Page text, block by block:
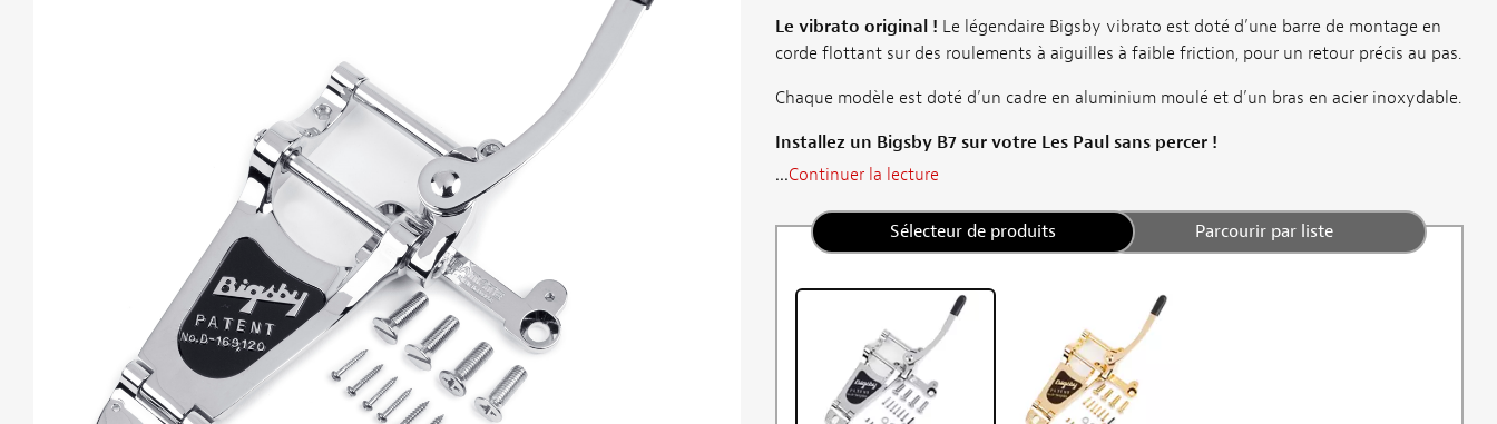
Le vibrato original ! Le légendaire Bigsby vibrato est doté d’une barre de montage en
corde flottant sur des roulements à aiguilles à faible friction, pour un retour précis au pas.
Chaque modèle est doté d’un cadre en aluminium moulé et d’un bras en acier inoxydable.
Installez un Bigsby B7 sur votre Les Paul sans percer !
...Continuer la lecture
Sélecteur de produits Parcourir par liste